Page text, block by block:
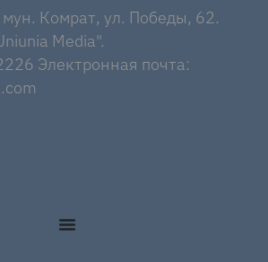
Комрат, ул. Победы, 62.
Media".
Электронная почта: